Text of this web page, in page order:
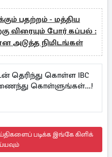
பதற்றம் - மத்திய
விரையும் போர் கப்பல் :
அடுத்த நிமிடங்கள்
தெரிந்து கொள்ள IBC
கொள்ளுங்கள்...!
படிக்க இங்கே கிளிக்